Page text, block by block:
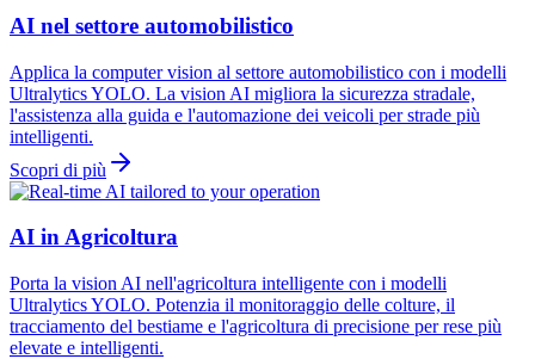
AI nel settore automobilistico
Applica la computer vision al settore automobilistico con i modelli
Ultralytics YOLO. La vision AI migliora la sicurezza stradale,
l'assistenza alla guida e l'automazione dei veicoli per strade più
intelligenti.
Scopri di più
AI in Agricoltura
Porta la vision AI nell'agricoltura intelligente con i modelli
Ultralytics YOLO. Potenzia il monitoraggio delle colture, il
tracciamento del bestiame e l'agricoltura di precisione per rese più
elevate e intelligenti.